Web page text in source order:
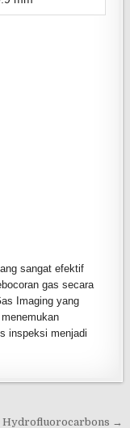
sangat efektif
gas secara
Imaging yang
inspeksi menjadi
Hydrofluorocarbons →